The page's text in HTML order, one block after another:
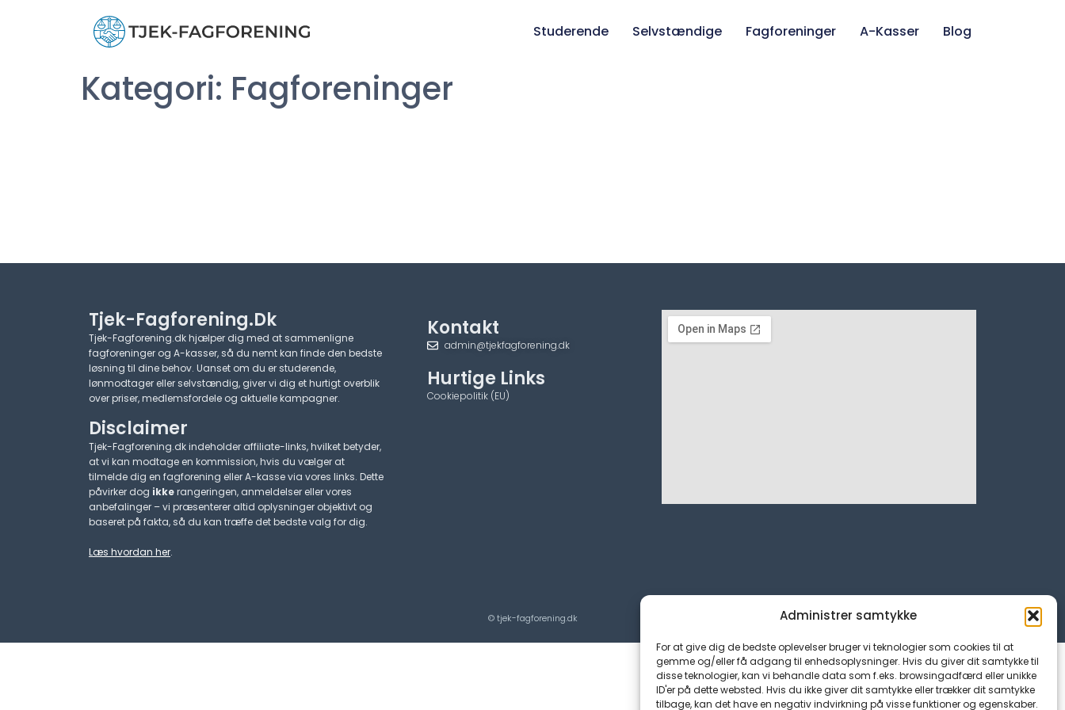
Administrer samtykke
For at give dig de bedste oplevelser bruger vi teknologier som cookies til at
gemme og/eller få adgang til enhedsoplysninger. Hvis du giver dit samtykke til
disse teknologier, kan vi behandle data som f.eks. browsingadfærd eller unikke
ID'er på dette websted. Hvis du ikke giver dit samtykke eller trækker dit samtykke
tilbage, kan det have en negativ indvirkning på visse funktioner og egenskaber.
Studerende Selvstændige Fagforeninger A-Kasser Blog
Kategori: Fagforeninger
Tjek-Fagforening.dk
Tjek-Fagforening.dk hjælper dig med at sammenligne
fagforeninger og A-kasser, så du nemt kan finde den bedste
løsning til dine behov. Uanset om du er studerende,
lønmodtager eller selvstændig, giver vi dig et hurtigt overblik
over priser, medlemsfordele og aktuelle kampagner.​
Disclaimer
Tjek-Fagforening.dk indeholder affiliate-links, hvilket betyder,
at vi kan modtage en kommission, hvis du vælger at
tilmelde dig en fagforening eller A-kasse via vores links. Dette
påvirker dog ikkerangeringen, anmeldelser eller vores
anbefalinger – vi præsenterer altid oplysninger objektivt og
baseret på fakta, så du kan træffe det bedste valg for dig.
Læs hvordan her.
Kontakt
admin@tjekfagforening.dk
Hurtige Links
Cookiepolitik (EU)
© tjek-fagforening.dk